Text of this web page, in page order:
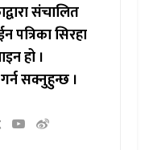
संचालित
सिरहा
हो ।
सक्नुहुन्छ ।